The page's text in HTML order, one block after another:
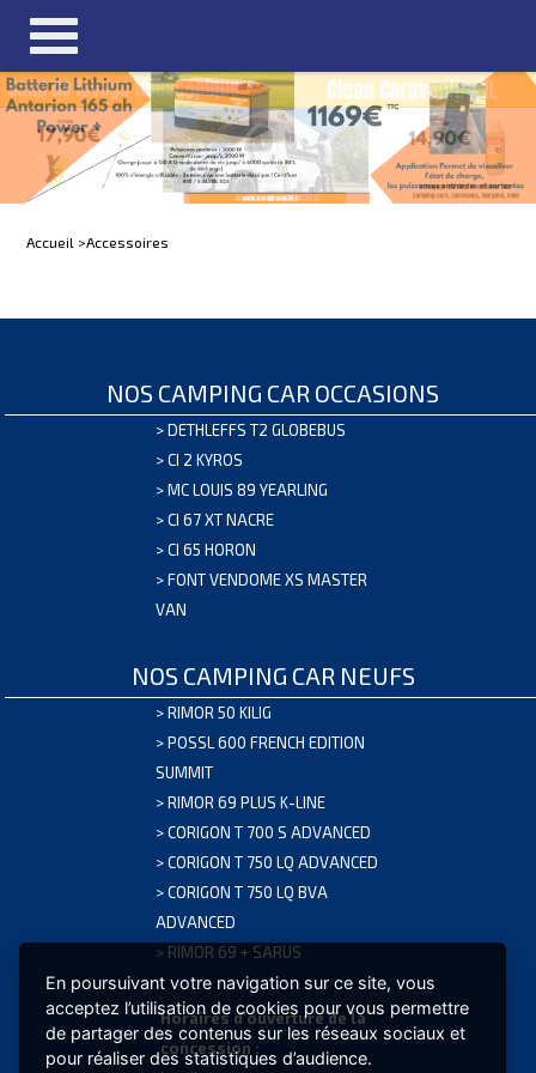
Accueil >Accessoires
NOS CAMPING CAR OCCASIONS
>DETHLEFFS T2 GLOBEBUS
>CI 2 KYROS
>MC LOUIS 89 YEARLING
>CI 67 XT NACRE
>CI 65 HORON
>FONT VENDOME XS MASTER
VAN
NOS CAMPING CAR NEUFS
>RIMOR 50 KILIG
>POSSL 600 FRENCH EDITION
SUMMIT
>RIMOR 69 PLUS K-LINE
>CORIGON T 700 S ADVANCED
>CORIGON T 750 LQ ADVANCED
>CORIGON T 750 LQ BVA
ADVANCED
> RIMOR 69 + SARUS
Horaires d'ouverture de la
concession :
En poursuivant votre navigation sur ce site, vous
acceptez l’utilisation de cookies pour vous permettre
de partager des contenus sur les réseaux sociaux et
pour réaliser des statistiques d’audience.